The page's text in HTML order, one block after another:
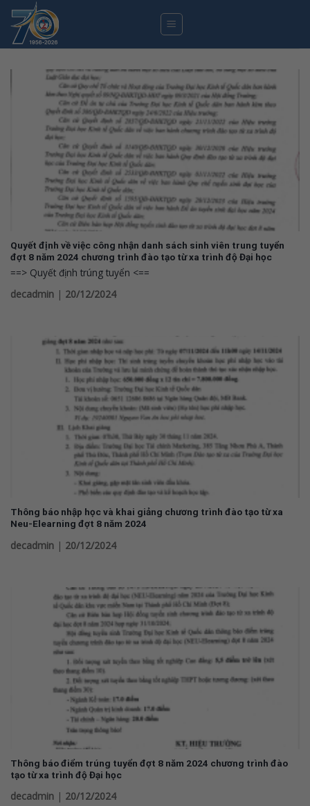
Skip
content
Quyết định về việc công nhận danh sách sinh viên trung tuyển
đợt 8 năm 2024 chương trình đào tạo từ xa trình độ Đại học
==> Quyết định trúng tuyển <==
decadmin | 20/12/2024
Thông báo nhập học và khai giảng chương trình đào tạo từ xa
Neu-Elearning đợt 8 năm 2024
decadmin | 20/12/2024
Thông báo điểm trúng tuyển đợt 8 năm 2024 chương trình đào
tạo từ xa trình độ Đại học
decadmin | 20/12/2024